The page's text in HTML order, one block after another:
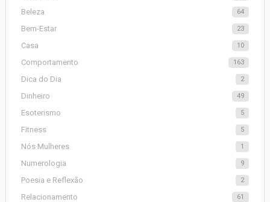
Beleza 64
Bem-Estar 23
Casa 10
Comportamento 163
Dica do Dia 2
Dinheiro 49
Esoterismo 5
Fitness 5
Nós Mulheres 1
Numerologia 9
Poesia e Reflexão 2
Relacionamento 61